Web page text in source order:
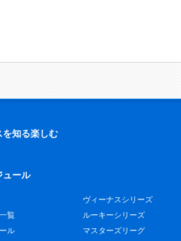
知る楽しむ
ュール
覧
ル
ヴィーナスシリーズ
ルーキーシリーズ
マスターズリーグ